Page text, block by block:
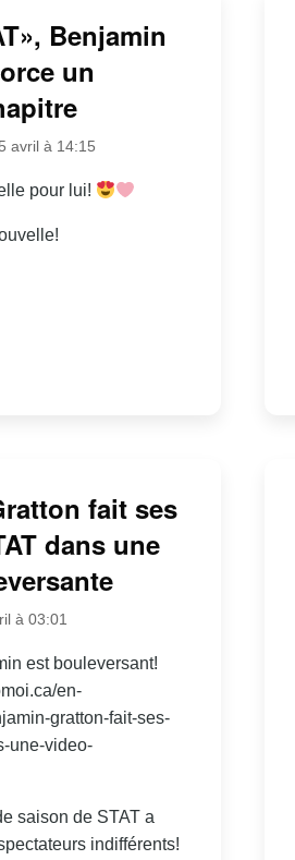
Benjamin
un
avril à 14:15
pour lui!
fait ses
dans une
à 03:01
est bouleversant!
en-
gratton-fait-ses-
une-video-
saison de STAT a
indifférents!